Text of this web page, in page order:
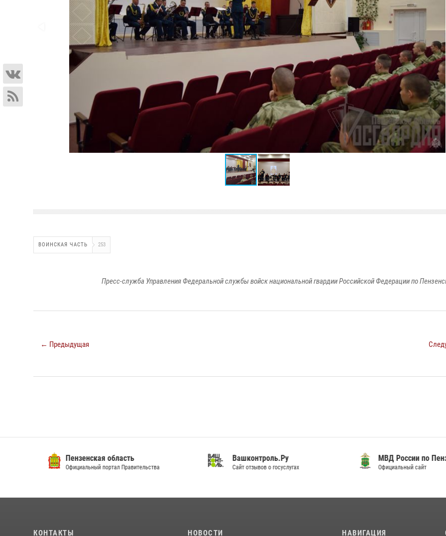
ВОИНСКАЯ ЧАСТЬ 253
Пресс-служба Управления Федеральной службы войск национальной гвардии Российской Федерации по
← Предыдущая
Пензенская область
Официальный портал Правительства
Вашконтроль.Ру
Сайт отзывов о госуслугах
МВД России по
Официальный сайт
КОНТАКТЫ НОВОСТИ НАВИГАЦИЯ